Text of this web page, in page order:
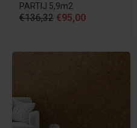
PARTIJ 5,9m2
€136,32 €95,00